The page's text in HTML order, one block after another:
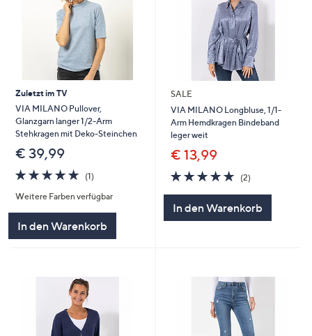
Zuletzt im TV
VIA MILANO Pullover,
Glanzgarn langer 1/2-Arm
Stehkragen mit Deko-Steinchen
€ 39,99
5.0
von
5
(1)1
Weitere Farben verfügbar
In den Warenkorb
SALE
VIA MILANO Longbluse, 1/1-
Arm Hemdkragen Bindeband
leger weit
€ 13,99
5.0
von
(2)2
In den Warenkorb